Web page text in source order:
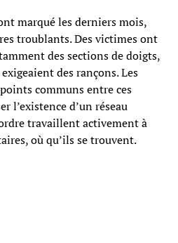
marqué les derniers mois,
troublants. Des victimes ont
des sections de doigts,
des rançons. Les
communs entre ces
l’existence d’un réseau
travaillent activement à
où qu’ils se trouvent.